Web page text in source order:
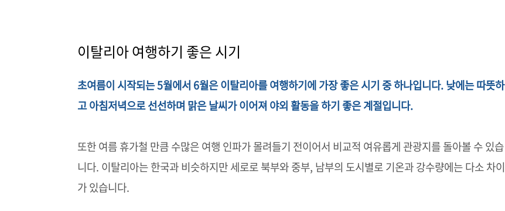
이탈리아 여행하기 좋은 시기
초여름이 시작되는 5월에서 6월은 이탈리아를 여행하기에 가장 좋은 시기 중 하나입니다. 낮에는 따뜻하
고 아침저녁으로 선선하며 맑은 날씨가 이어져 야외 활동을 하기 좋은 계절입니다.
또한 여름 휴가철 만큼 수많은 여행 인파가 몰려들기 전이어서 비교적 여유롭게 관광지를 돌아볼 수 있습
니다. 이탈리아는 한국과 비슷하지만 세로로 북부와 중부, 남부의 도시별로 기온과 강수량에는 다소 차이
가 있습니다.